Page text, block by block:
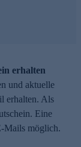
erhalten
und aktuelle
erhalten. Als
Eine
Mails möglich.